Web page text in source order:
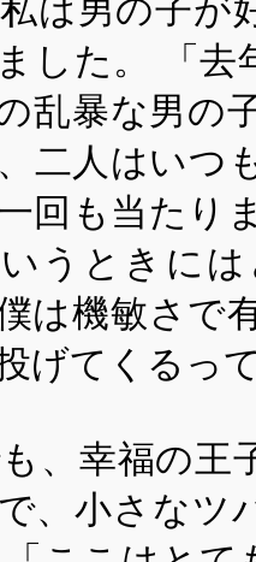
私は男の子
した。 「去
乱暴な男の
二人はいつ
回も当たり
うときに
は機敏さで
げてくるっ
、幸福の王
、小さなツ